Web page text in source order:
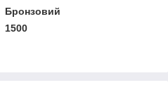
Бронзовий
1500